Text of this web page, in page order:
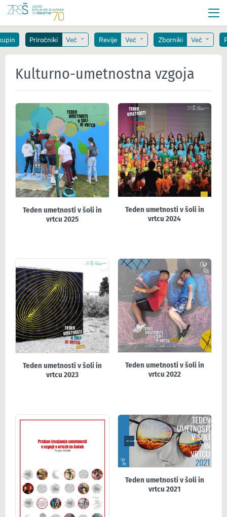
Priročniki Več: PriročnikiRevije Več: Revije Zborniki Več:
Kulturno-umetnostna vzgoja
Teden umetnosti v šoli in
vrtcu 2025
Teden umetnosti v šoli in
vrtcu 2024
Teden umetnosti v šoli in
vrtcu 2023
Teden umetnosti v šoli in
vrtcu 2022
Teden umetnosti v šoli in
vrtcu 2021